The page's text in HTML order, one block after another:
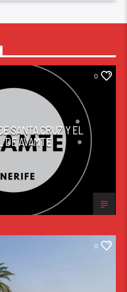
0
SANTA CRUZ Y EL
DE AVAMTE
0